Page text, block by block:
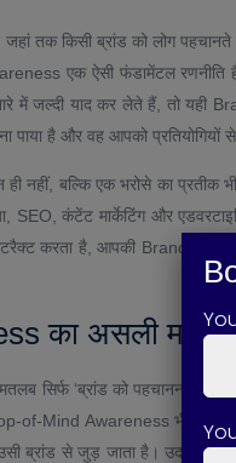
तक किसी ब्रांड को लोग
एक ऐसी फंडामेंटल
में जल्दी याद कर लेते हैं, तो यही
पाया है और वह आपको
नहीं, बल्कि एक भरोसे का प्रतीक
SEO, कंटेंट मार्केटिंग और
करता है, आपकी Brand
का असली
सिर्फ ‘ब्रांड को पहचानना’ नहीं
of-Mind Awareness भी कहा
ब्रांड से जुड़ जाता है। उदाहरण